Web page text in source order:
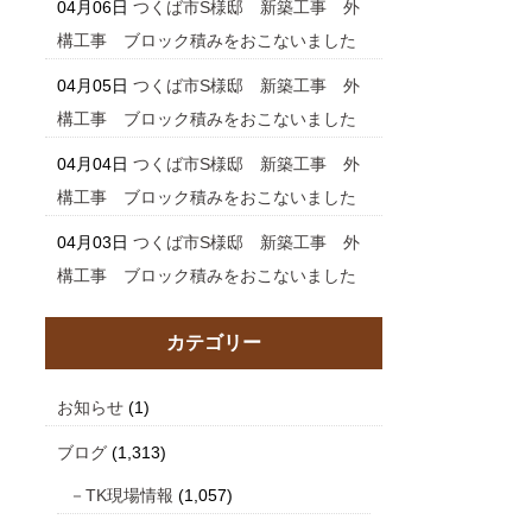
04月06日 つくば市S様邸 新築工事 外
構工事 ブロック積みをおこないました
04月05日 つくば市S様邸 新築工事 外
構工事 ブロック積みをおこないました
04月04日 つくば市S様邸 新築工事 外
構工事 ブロック積みをおこないました
04月03日 つくば市S様邸 新築工事 外
構工事 ブロック積みをおこないました
カテゴリー
お知らせ (1)
ブログ (1,313)
TK現場情報 (1,057)